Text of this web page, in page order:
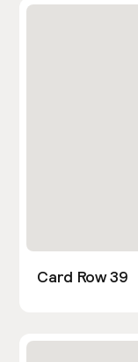
Card Row 39